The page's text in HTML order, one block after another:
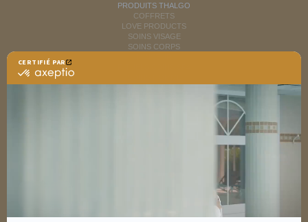
CERTIFIÉ PAR
certifié
PRODUITS THALGO
COFFRETS
LOVE PRODUCTS
SOINS VISAGE
SOINS CORPS